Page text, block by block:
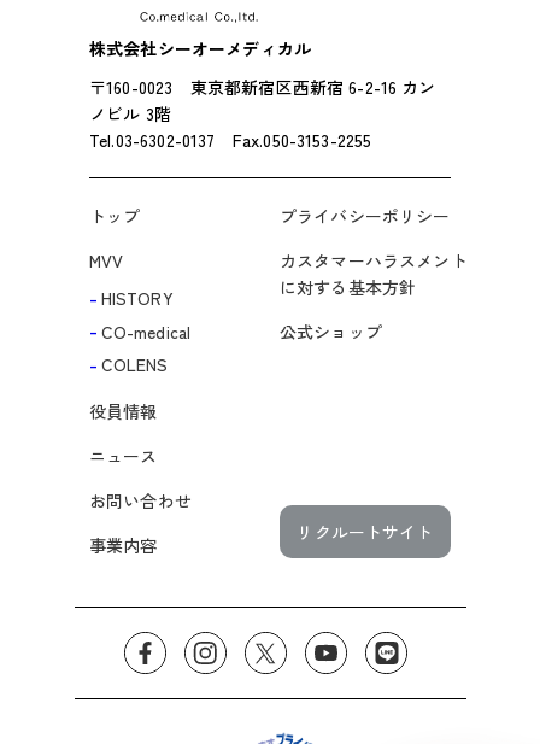
株式会社シーオーメディカル
〒160-0023 東京都新宿区西新宿 6-2-16 カン
ノビル 3階
Tel.03-6302-0137 Fax.050-3153-2255
トップ
MVV
- HISTORY
- CO-medical
- COLENS
役員情報
ニュース
お問い合わせ
事業内容
プライバシーポリシー
カスタマーハラスメント
に対する基本方針
公式ショップ
リクルートサイト